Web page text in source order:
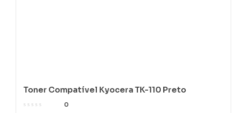
Toner Compatível Kyocera TK-110 Preto
0